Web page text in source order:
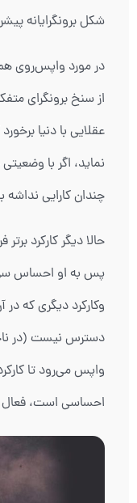
شکل برونگرایانه
در مورد واپس‌روی
از سنخ برونگرای
عقلایی با دنیا
نماید، اگر با
چندان کارایی
حالا دیگر کارکرد
پس به او احساس
وکارکرد دیگری که
دسترس نیست (در
واپس می‌رود تا
احساسی است، فعال